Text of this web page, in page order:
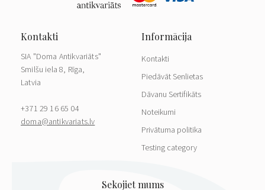
SIA "Doma Antikvariāts"
Smilšu iela 8, Rīga,
Latvia
+371 29 16 65 04
doma@antikvariats.lv
Kontakti
Piedāvāt Senlietas
Dāvanu Sertifikāts
Noteikumi
Privātuma politika
Testing category